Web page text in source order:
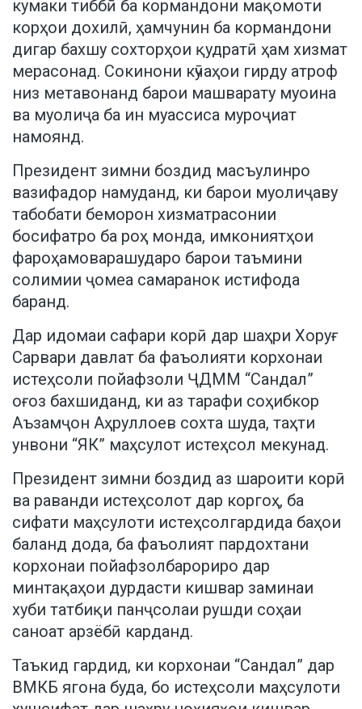
кумаки тиббӣ ба кормандони мақомоти
корҳои дохилӣ, ҳамчунин ба кормандони
дигар бахшу сохторҳои қудратӣ ҳам хизмат
мерасонад. Сокинони кӯчаҳои гирду атроф
низ метавонанд барои машварату муоина
ва муолиҷа ба ин муассиса муроҷиат
намоянд.
Президент зимни боздид масъулинро
вазифадор намуданд, ки барои муолиҷаву
табобати беморон хизматрасонии
босифатро ба роҳ монда, имкониятҳои
фароҳамоварашударо барои таъмини
солимии ҷомеа самаранок истифода
баранд.
Дар идомаи сафари корӣ дар шаҳри Хоруғ
Сарвари давлат ба фаъолияти корхонаи
истеҳсоли пойафзоли ҶДММ “Сандал”
оғоз бахшиданд, ки аз тарафи соҳибкор
Аъзамҷон Аҳруллоев сохта шуда, таҳти
унвони “ЯК” маҳсулот истеҳсол мекунад.
Президент зимни боздид аз шароити корӣ
ва раванди истеҳсолот дар коргоҳ, ба
сифати маҳсулоти истеҳсолгардида баҳои
баланд дода, ба фаъолият пардохтани
корхонаи пойафзолбарориро дар
минтақаҳои дурдасти кишвар заминаи
хуби татбиқи панҷсолаи рушди соҳаи
саноат арзёбӣ карданд.
Таъкид гардид, ки корхонаи “Сандал” дар
ВМКБ ягона буда, бо истеҳсоли маҳсулоти